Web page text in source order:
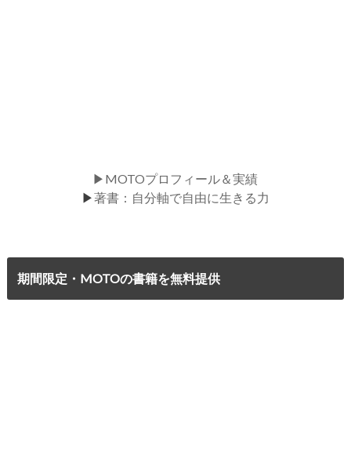
▶MOTOプロフィール＆実績
▶著書：自分軸で自由に生きる力
期間限定・MOTOの書籍を無料提供